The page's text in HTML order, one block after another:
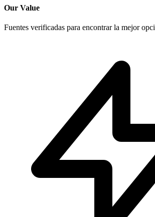
Our Value
Fuentes verificadas para encontrar la mejor